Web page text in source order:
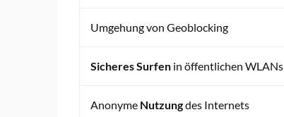
Umgehung von Geoblocking
Sicheres Surfen in öffentlichen WLANs
Anonyme Nutzungdes Internets